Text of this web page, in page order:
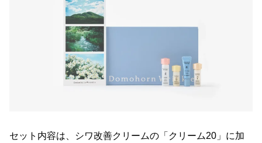
セット内容は、シワ改善クリームの「クリーム20」に加